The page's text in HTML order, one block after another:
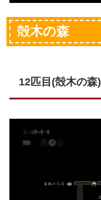
殻木の森
12匹目(殻木の森)